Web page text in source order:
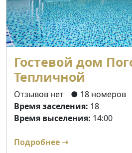
Гостевой дом
Тепличной
Отзывов нет
● 18 номеров
Время заселения: 18
Время выселения: 14:00
Подробнее ➝